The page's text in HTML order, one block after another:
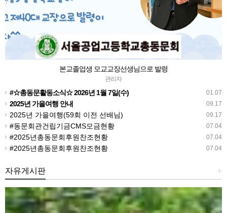
본교졸업생 모교교장선생님으로 발령
관리자
01.07
#☆총동문활동소식☆ 2026년 1월 7일(수)
09.17
2025년 가을여행 안내
09.17
2025년 가을여행(59회 이전 선배님)
07.04
#동문회관건립기금CMS모금현황
07.04
#2025년총동문회후원찬조현황
07.04
#2025년총동문회후원찬조현황
+
자유게시판